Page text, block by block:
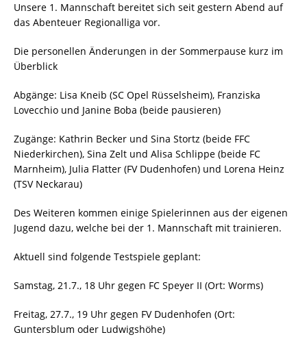
Unsere 1. Mannschaft bereitet sich seit gestern Abend auf
das Abenteuer Regionalliga vor.
Die personellen Änderungen in der Sommerpause kurz im
Überblick
Abgänge: Lisa Kneib (SC Opel Rüsselsheim), Franziska
Lovecchio und Janine Boba (beide pausieren)
Zugänge: Kathrin Becker und Sina Stortz (beide FFC
Niederkirchen), Sina Zelt und Alisa Schlippe (beide FC
Marnheim), Julia Flatter (FV Dudenhofen) und Lorena Heinz
(TSV Neckarau)
Des Weiteren kommen einige Spielerinnen aus der eigenen
Jugend dazu, welche bei der 1. Mannschaft mit trainieren.
Aktuell sind folgende Testspiele geplant:
Samstag, 21.7., 18 Uhr gegen FC Speyer II (Ort: Worms)
Freitag, 27.7., 19 Uhr gegen FV Dudenhofen (Ort:
Guntersblum oder Ludwigshöhe)